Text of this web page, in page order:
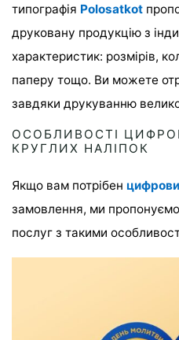
типографія Polosatkot
друковану продукцію з
характеристик: розмірів,
паперу тощо. Ви можете
завдяки друкуванню
ОСОБЛИВОСТІ
КРУГЛИХ НАЛІПОК
Якщо вам потрібен
замовлення, ми
послуг з такими